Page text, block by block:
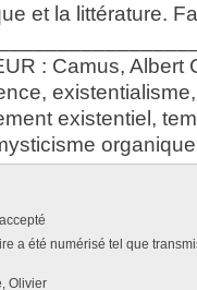
et la littérature.
: Camus, Albert
existentiel,
a été numérisé tel que
Olivier